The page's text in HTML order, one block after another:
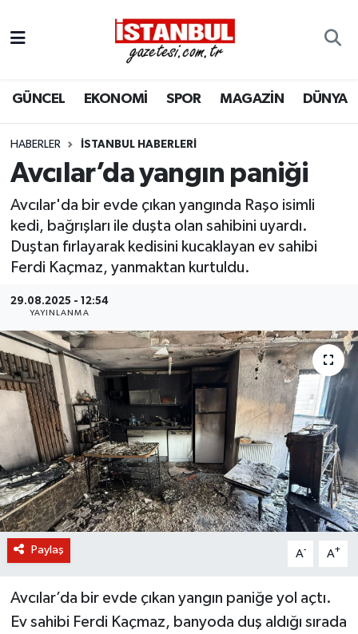
GÜNCEL EKONOMİ SPOR MAGAZİN DÜNYA
HABERLER İSTANBUL HABERLERI
Avcılar’da yangın paniği
Avcılar'da bir evde çıkan yangında Raşo isimli
kedi, bağrışları ile duşta olan sahibini uyardı.
Duştan fırlayarak kedisini kucaklayan ev sahibi
Ferdi Kaçmaz, yanmaktan kurtuldu.
29.08.2025 - 12:54
YAYINLANMA
Paylaş A- A+
Avcılar’da bir evde çıkan yangın paniğe yol açtı.
Ev sahibi Ferdi Kaçmaz, banyoda duş aldığı sırada
EKONOMİ
İSTANBUL
DÜNYA
SPOR
MAGAZİN
KÜLTÜR SANAT
SAĞLIK
BİLİM VE TEKNOLOJİ
OTOMOBİL
KURUMSAL
Nöbetçi Eczaneler
Hava Durumu
Trafik Durumu
Süper Lig Puan Durumu ve Fikstür
Tüm Manşetler
Son Dakika Haberleri
Haber Arşivi